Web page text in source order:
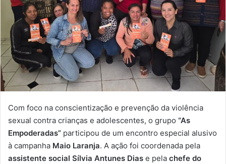
Com foco na conscientização e prevenção da violência
sexual contra crianças e adolescentes, o grupo “As
Empoderadas” participou de um encontro especial alusivo
à campanha Maio Laranja. A ação foi coordenada pela
assistente social Sílvia Antunes Dias e pela chefe do